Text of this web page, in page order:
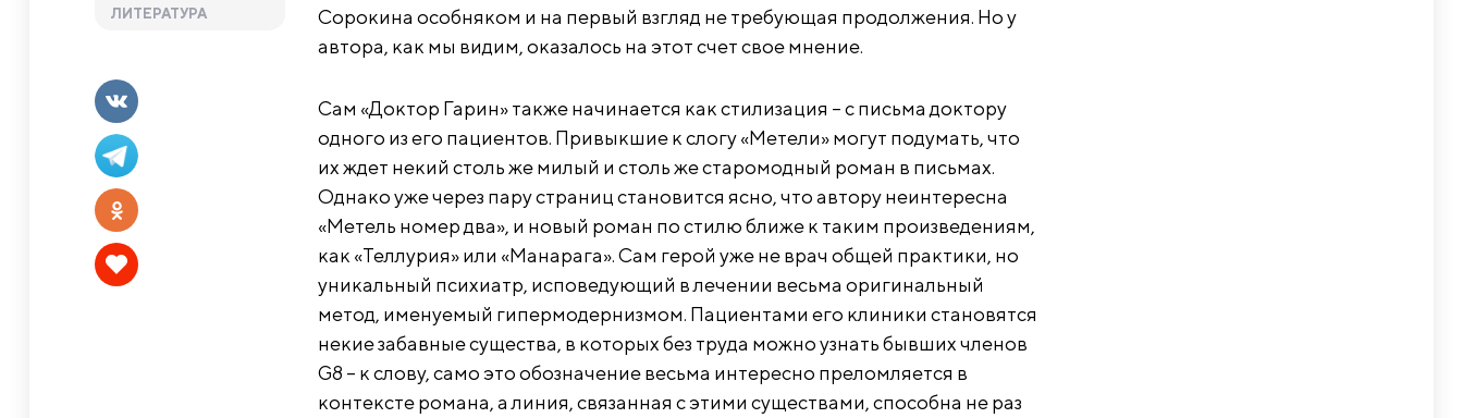
ЛИТЕРАТУРА
Сорокина особняком и на первый взгляд не требующая продолжения. Но у
автора, как мы видим, оказалось на этот счет свое мнение.
Сам «Доктор Гарин» также начинается как стилизация – с письма доктору
одного из его пациентов. Привыкшие к слогу «Метели» могут подумать, что
их ждет некий столь же милый и столь же старомодный роман в письмах.
Однако уже через пару страниц становится ясно, что автору неинтересна
«Метель номер два», и новый роман по стилю ближе к таким произведениям,
как «Теллурия» или «Манарага». Сам герой уже не врач общей практики, но
уникальный психиатр, исповедующий в лечении весьма оригинальный
метод, именуемый гипермодернизмом. Пациентами его клиники становятся
некие забавные существа, в которых без труда можно узнать бывших членов
G8 – к слову, само это обозначение весьма интересно преломляется в
контексте романа, а линия, связанная с этими существами, способна не раз